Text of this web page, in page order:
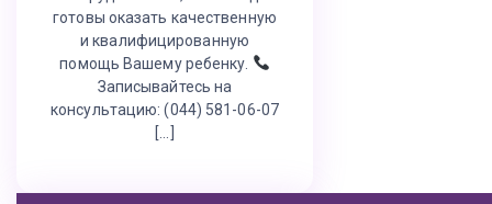
готовы оказать качественную
и квалифицированную
помощь Вашему ребенку.
Записывайтесь на
консультацию: (044) 581-06-07
[…]